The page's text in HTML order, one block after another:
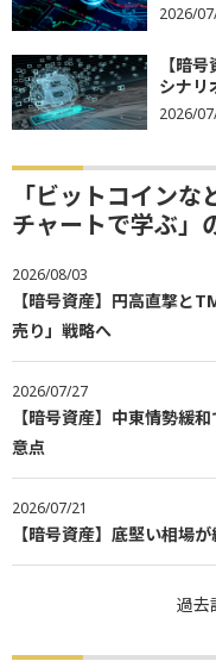
2026/
【暗
シナリ
2026/
「ビットコイン
チャートで学ぶ」
2026/08/03
【暗号資産】円高直撃と
売り」戦略へ
2026/07/27
【暗号資産】中東情勢緩
意点
2026/07/21
【暗号資産】底堅い相場
過去